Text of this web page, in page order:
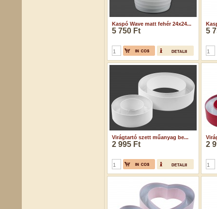
Kaspó Wave matt fehér 24x24...
5 750 Ft 5
Virágtartó szett műanyag be...
2 995 Ft 2